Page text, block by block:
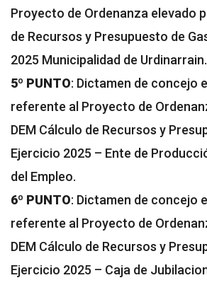
Proyecto de Ordenanza elevado
de Recursos y Presupuesto de
2025 Municipalidad de Urdinarrain.
5º PUNTO: Dictamen de concejo
referente al Proyecto de
DEM Cálculo de Recursos y
Ejercicio 2025 – Ente de
del Empleo.
6º PUNTO: Dictamen de concejo
referente al Proyecto de
DEM Cálculo de Recursos y
Ejercicio 2025 – Caja de